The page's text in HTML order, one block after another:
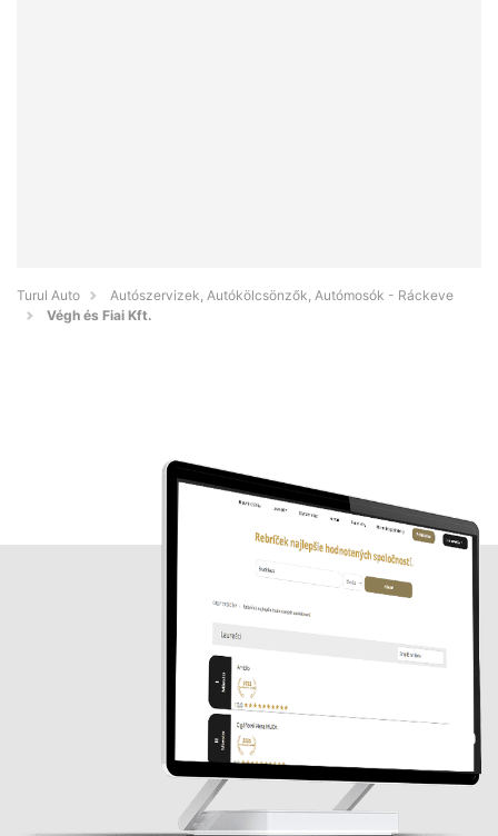
Turul Auto
Autószervizek, Autókölcsönzők, Autómosók - Ráckeve
Végh és Fiai Kft.